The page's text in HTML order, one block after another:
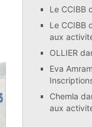
Le CCIBB
Le CCIBB
aux
OLLIER
Eva Amram
Chemla
aux